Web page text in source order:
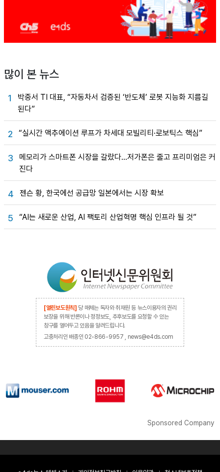
많이 본 뉴스
1
박중서 TI 대표, “자동차서 검증된 ‘반도체’ 로봇 지능화 지름길
된다”
2 “실시간 액추에이션 루프가 차세대 모빌리티·로보틱스 핵심”
3
메모리가 스마트폰 시장을 갈랐다…저가폰은 줄고 프리미엄은 커
진다
4 젠슨 황, 한국에선 공급망 일본에서는 시장 확보
5 “AI는 새로운 산업, AI 팩토리 산업혁명 핵심 인프라 될 것”
[열린보도원칙] 당 매체는 독자와 취재원 등 뉴스이용자의 권리
보장을 위해 반론이나 정정보도, 추후보도를 요청할 수 있는
창구를 열어두고 있음을 알려드립니다.
고충처리인 배종인 02-866-9957 , news@e4ds.com
Sponsored Company